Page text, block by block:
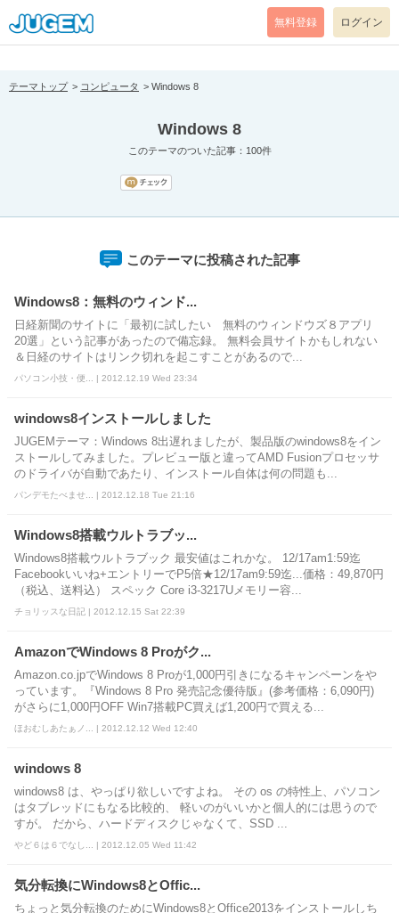
[pear_error: message="Success" code=0 mode=return level=notice
prefix="" info=""]
無料登録 ログイン
テーマトップ コンピュータ Windows 8
Windows 8
このテーマのついた記事：100件
このテーマに投稿された記事
Windows8：無料のウィンド...
日経新聞のサイトに「最初に試したい 無料のウィンドウズ８アプリ
20選」という記事があったので備忘録。 無料会員サイトかもしれない
＆日経のサイトはリンク切れを起こすことがあるので...
パソコン小技・便... | 2012.12.19 Wed 23:34
windows8インストールしました
JUGEMテーマ：Windows 8出遅れましたが、製品版のwindows8をイン
ストールしてみました。プレビュー版と違ってAMD Fusionプロセッサ
のドライバが自動であたり、インストール自体は何の問題も...
パンデモたべませ... | 2012.12.18 Tue 21:16
Windows8搭載ウルトラブッ...
Windows8搭載ウルトラブック 最安値はこれかな。 12/17am1:59迄
Facebookいいね+エントリーでP5倍★12/17am9:59迄...価格：49,870円
（税込、送料込） スペック Core i3-3217Uメモリー容...
チョリッスな日記 | 2012.12.15 Sat 22:39
AmazonでWindows 8 Proがク...
Amazon.co.jpでWindows 8 Proが1,000円引きになるキャンペーンをや
っています。『Windows 8 Pro 発売記念優待版』(参考価格：6,090円)
がさらに1,000円OFF Win7搭載PC買えば1,200円で買える...
ほおむしあたぁノ... | 2012.12.12 Wed 12:40
windows 8
windows8 は、やっぱり欲しいですよね。 その os の特性上、パソコン
はタブレッドにもなる比較的、 軽いのがいいかと個人的には思うので
すが。 だから、ハードディスクじゃなくて、SSD ...
やど６は６でなし... | 2012.12.05 Wed 11:42
気分転換にWindows8とOffic...
ちょっと気分転換のためにWindows8とOffice2013をインストールしち